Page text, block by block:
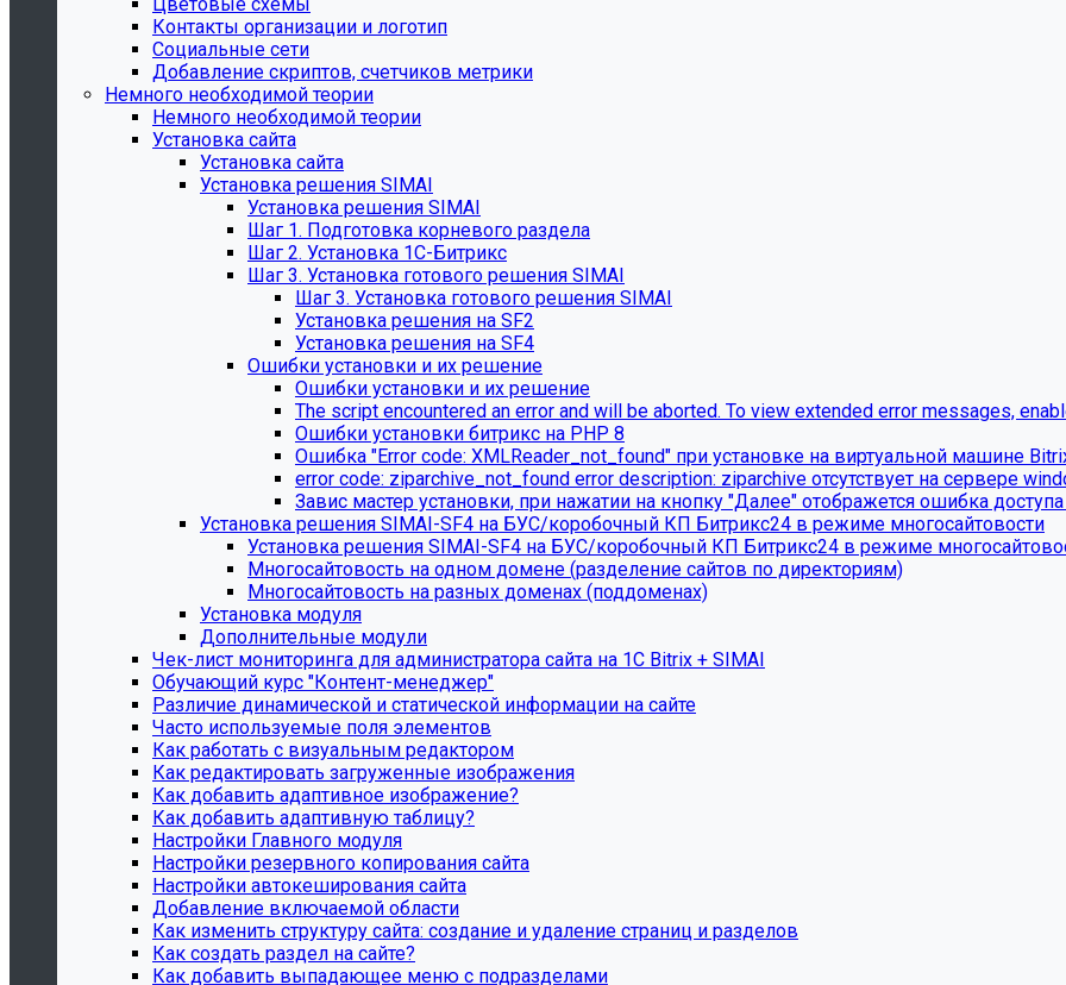
Контакты организации и логотип
Социальные сети
Добавление скриптов, счетчиков метрики
Немного необходимой теории
Немного необходимой теории
Установка сайта
Установка сайта
Установка решения SIMAI
Установка решения SIMAI
Шаг 1. Подготовка корневого раздела
Шаг 2. Установка 1С-Битрикс
Шаг 3. Установка готового решения SIMAI
Шаг 3. Установка готового решения SIMAI
Установка решения на SF2
Установка решения на SF4
Ошибки установки и их решение
Ошибки установки и их решение
The script encountered an error and will be aborted. To view extended error messages,
Ошибки установки битрикс на PHP 8
Ошибка "Error сode: XMLReader_not_found" при установке на виртуальной машине
error сode: ziparchive_not_found error description: ziparchive отсутствует на сервере
Завис мастер установки, при нажатии на кнопку "Далее" отображется ошибка
Установка решения SIMAI-SF4 на БУС/коробочный КП Битрикс24 в режиме многосайтовости
Установка решения SIMAI-SF4 на БУС/коробочный КП Битрикс24 в режиме
Многосайтовость на одном домене (разделение сайтов по директориям)
Многосайтовость на разных доменах (поддоменах)
Установка модуля
Дополнительные модули
Чек-лист мониторинга для администратора сайта на 1С Bitrix + SIMAI
Обучающий курс "Контент-менеджер"
Различие динамической и статической информации на сайте
Часто используемые поля элементов
Как работать с визуальным редактором
Как редактировать загруженные изображения
Как добавить адаптивное изображение?
Как добавить адаптивную таблицу?
Настройки Главного модуля
Настройки резервного копирования сайта
Настройки автокеширования сайта
Добавление включаемой области
Как изменить структуру сайта: создание и удаление страниц и разделов
Как создать раздел на сайте?
Как добавить выпадающее меню с подразделами